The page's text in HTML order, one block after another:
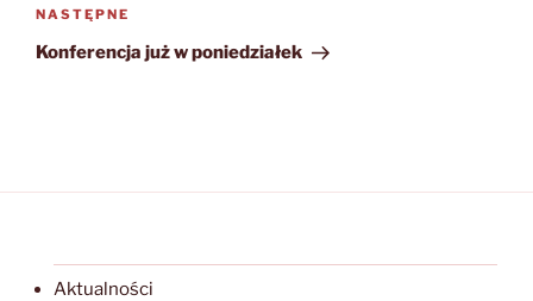
Następny
wpis
NASTĘPNE
Konferencja już w poniedziałek
Aktualności